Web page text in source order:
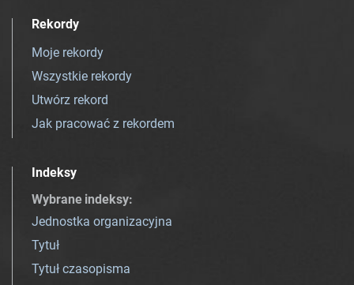
Rekordy
Moje rekordy
Wszystkie rekordy
Utwórz rekord
Jak pracować z rekordem
Indeksy
Wybrane indeksy:
Jednostka organizacyjna
Tytuł
Tytuł czasopisma